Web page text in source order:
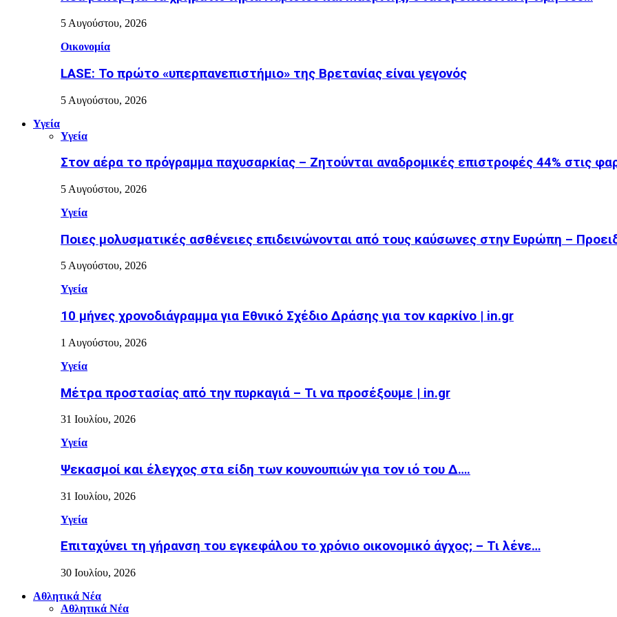
5 Αυγούστου, 2026
Οικονομία
LASE: Το πρώτο «υπερπανεπιστήμιο» της Βρετανίας είναι γεγονός
5 Αυγούστου, 2026
Υγεία
Υγεία
Στον αέρα το πρόγραμμα παχυσαρκίας – Ζητούνται αναδρομικές επιστροφές 44% στις
5 Αυγούστου, 2026
Υγεία
Ποιες μολυσματικές ασθένειες επιδεινώνονται από τους καύσωνες στην Ευρώπη –
5 Αυγούστου, 2026
Υγεία
10 μήνες χρονοδιάγραμμα για Εθνικό Σχέδιο Δράσης για τον καρκίνο | in.gr
1 Αυγούστου, 2026
Υγεία
Μέτρα προστασίας από την πυρκαγιά – Τι να προσέξουμε | in.gr
31 Ιουλίου, 2026
Υγεία
Ψεκασμοί και έλεγχος στα είδη των κουνουπιών για τον ιό του Δ….
31 Ιουλίου, 2026
Υγεία
Επιταχύνει τη γήρανση του εγκεφάλου το χρόνιο οικονομικό άγχος; – Τι λένε…
30 Ιουλίου, 2026
Αθλητικά Νέα
Αθλητικά Νέα